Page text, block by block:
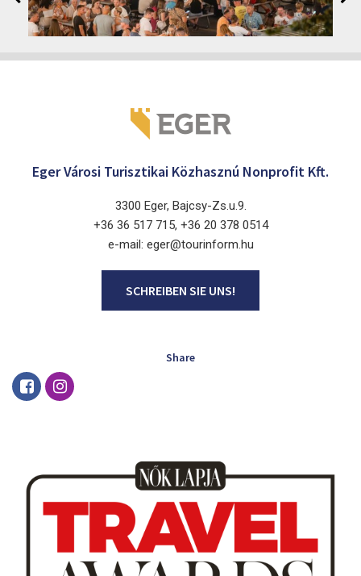
2026. August 12 - 17.
Eger 3300, Dobó István tér
Eger Városi Turisztikai Közhasznú Nonprofit Kft.
3300 Eger, Bajcsy-Zs.u.9.
+36 36 517 715, +36 20 378 0514
e-mail: eger@tourinform.hu
SCHREIBEN SIE UNS!
Share